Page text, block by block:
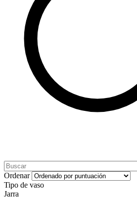
Ordenar
Tipo de vaso
Jarra